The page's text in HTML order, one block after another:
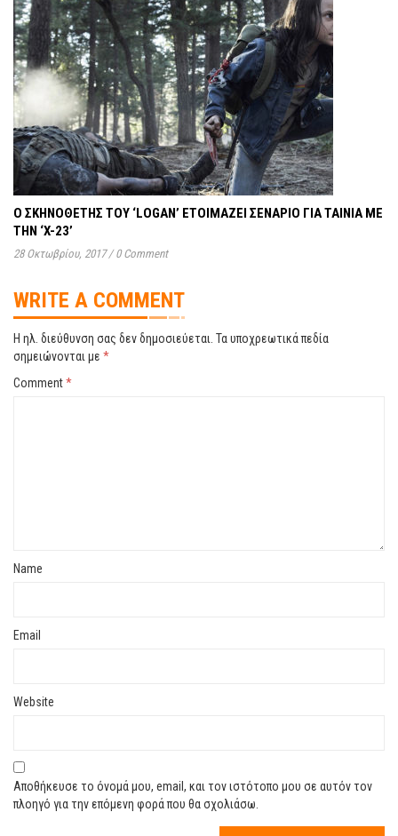
Ο ΣΚΗΝΟΘΕΤΗΣ ΤΟΥ ‘LOGAN’ ΕΤΟΙΜΑΖΕΙ ΣΕΝΑΡΙΟ ΓΙΑ ΤΑΙΝΙΑ ΜΕ
ΤΗΝ ‘X-23’
28 Οκτωβρίου, 2017 / 0 Comment
WRITE A COMMENT
Η ηλ. διεύθυνση σας δεν δημοσιεύεται. Τα υποχρεωτικά πεδία
σημειώνονται με *
Comment*
Name
Email
Website
Αποθήκευσε το όνομά μου, email, και τον ιστότοπο μου σε αυτόν τον
πλοηγό για την επόμενη φορά που θα σχολιάσω.